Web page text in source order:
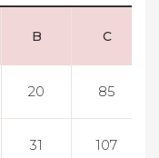
B C
20 85
31 107